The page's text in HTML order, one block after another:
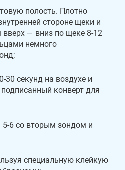
полость. Плотно
стороне щеки и
вверх — вниз по щеке 8-12
немного
30 секунд на воздухе и
подписанный конверт для
5-6 со вторым зондом и
специальную клейкую